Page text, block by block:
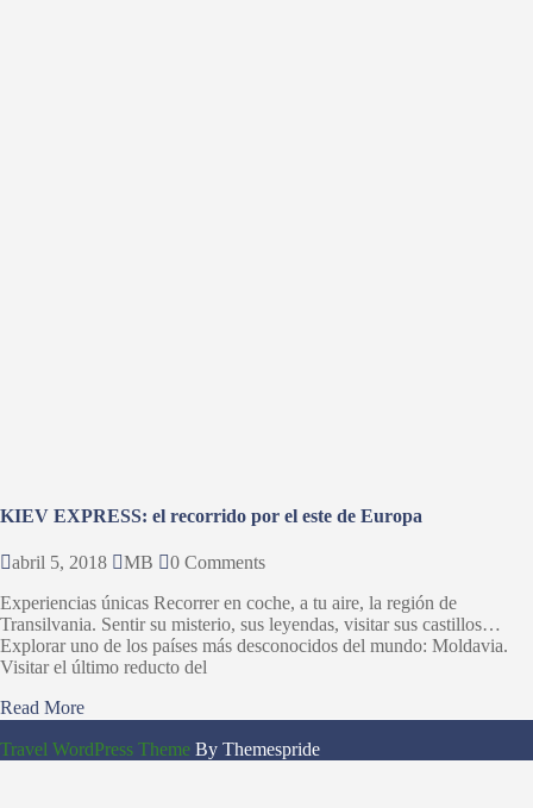
KIEV EXPRESS: el recorrido por el este de Europa
abril 5, 2018 MB
0 Comments
Experiencias únicas Recorrer en coche, a tu aire, la región de
Transilvania. Sentir su misterio, sus leyendas, visitar sus castillos…
Explorar uno de los países más desconocidos del mundo: Moldavia.
Visitar el último reducto del
Read More
Travel WordPress Theme By Themespride